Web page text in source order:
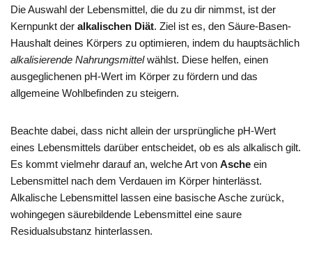
Die Auswahl der Lebensmittel, die du zu dir nimmst, ist der
Kernpunkt der alkalischen Diät. Ziel ist es, den Säure-Basen-
Haushalt deines Körpers zu optimieren, indem du hauptsächlich
alkalisierende Nahrungsmittelwählst. Diese helfen, einen
ausgeglichenen pH-Wert im Körper zu fördern und das
allgemeine Wohlbefinden zu steigern.
Beachte dabei, dass nicht allein der ursprüngliche pH-Wert
eines Lebensmittels darüber entscheidet, ob es als alkalisch gilt.
Es kommt vielmehr darauf an, welche Art von Asche ein
Lebensmittel nach dem Verdauen im Körper hinterlässt.
Alkalische Lebensmittel lassen eine basische Asche zurück,
wohingegen säurebildende Lebensmittel eine saure
Residualsubstanz hinterlassen.